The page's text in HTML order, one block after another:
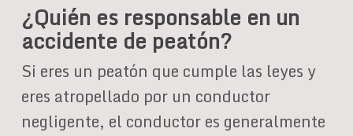
¿Quién es responsable en un
accidente de peatón?
Si eres un peatón que cumple las leyes y
eres atropellado por un conductor
negligente, el conductor es generalmente